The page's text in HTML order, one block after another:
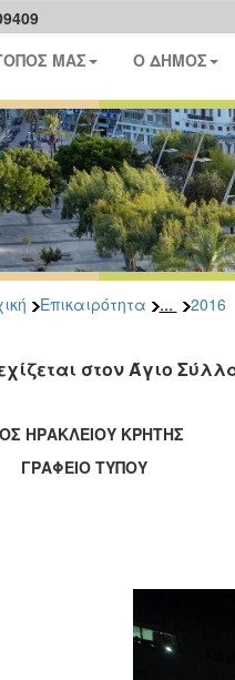
ΜΑΣ Ο ΔΗΜΟΣ
Επικαιρότητα ... 2016
στον Άγιο
ΗΡΑΚΛΕΙΟΥ ΚΡΗΤΗΣ
ΤΥΠΟΥ